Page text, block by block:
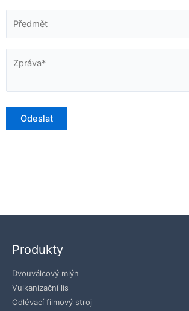
Produkty
Dvouválcový mlýn
Vulkanizační lis
Odlévací filmový stroj